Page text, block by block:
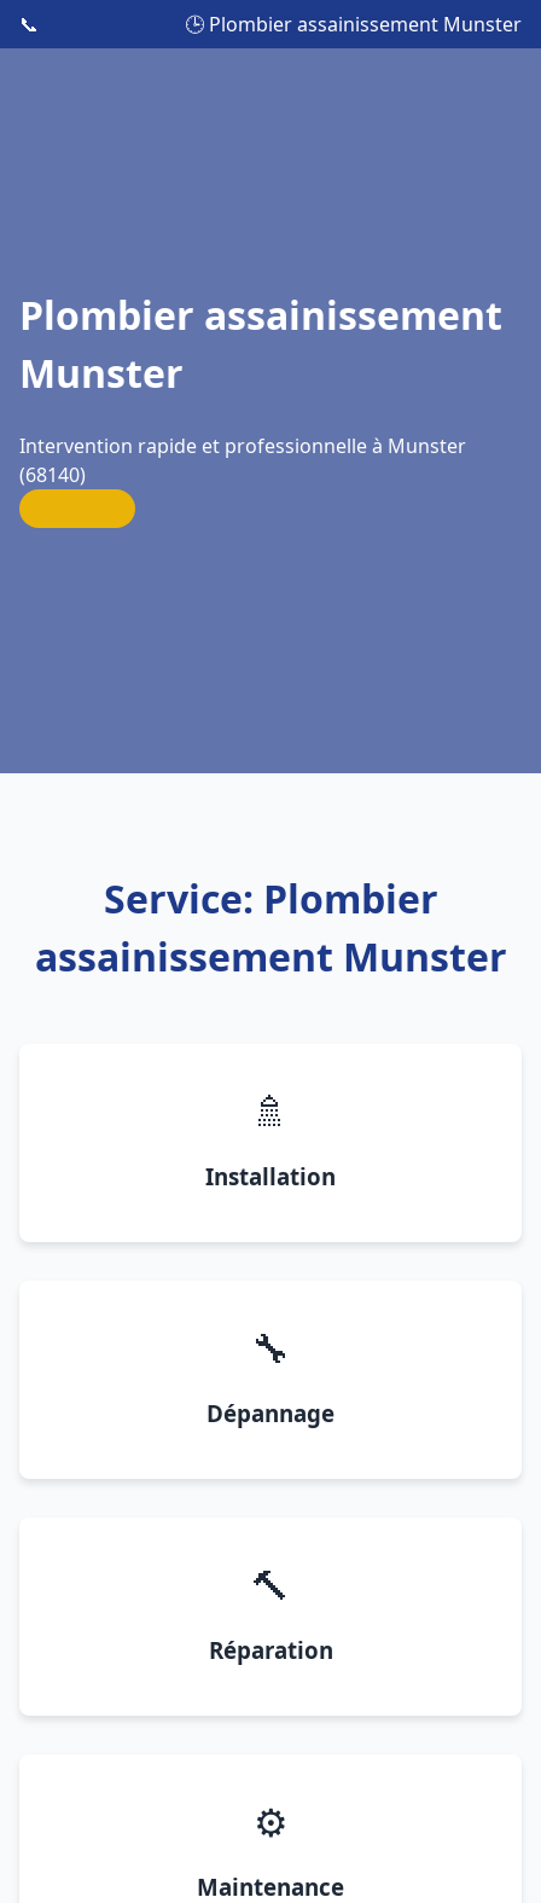
📞 🕒 Plombier assainissement Munster
Plombier assainissement
Munster
Intervention rapide et professionnelle à Munster
(68140)
Service: Plombier
assainissement Munster
🚿
Installation
🔧
Dépannage
🔨
Réparation
⚙️
Maintenance